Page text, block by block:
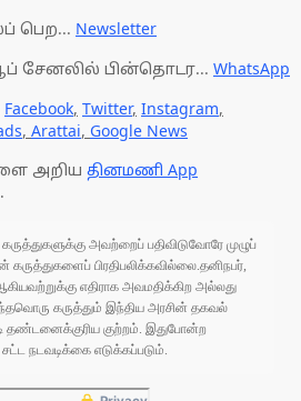
பெற... Newsletter
சேனலில் பின்தொடர... WhatsApp
Facebook, Twitter, Instagram,
, Arattai, Google News
அறிய தினமணி App
அவற்றைப் பதிவிடுவோரே முழுப்
பிரதிபலிக்கவில்லை.தனிநபர்,
எதிராக அவமதிக்கிற அல்லது
கருத்தும் இந்திய அரசின் தகவல்
தண்டனைக்குரிய குற்றம். இதுபோன்ற
சட்ட நடவடிக்கை எடுக்கப்படும்.